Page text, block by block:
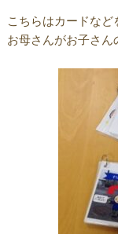
こちらはカードな
お母さんがお子さん